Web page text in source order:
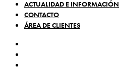
ACTUALIDAD E INFORMACIÓN
CONTACTO
ÁREA DE CLIENTES